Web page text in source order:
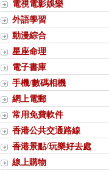
電視電影娛樂
外語學習
動漫綜合
星座命理
電子書庫
手機/數碼相機
網上電郵
常用免費軟件
香港公共交通路線
香港景點/玩樂好去處
線上購物